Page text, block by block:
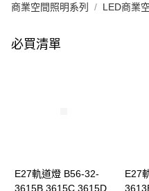
商業空間照明系列 LED商業
必買清單
E27軌道燈 B56-32-
3615B 3615C 3615D
E27